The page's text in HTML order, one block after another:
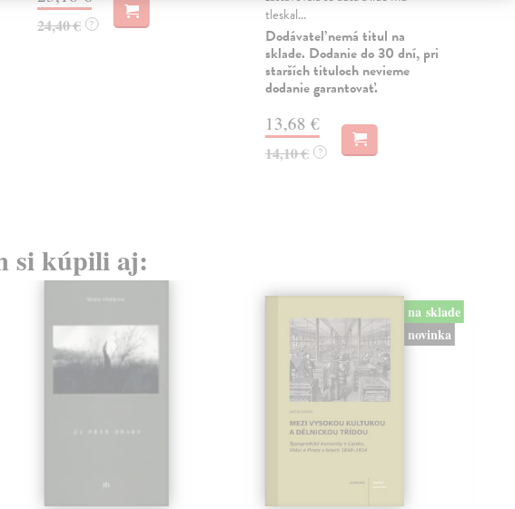
24,40 € ?
tleskal...
Dodávateľ nemá titul na
sklade. Dodanie do 30 dní, pri
starších tituloch nevieme
dodanie garantovať.
13,68 €
14,10 € ?
si kúpili aj:
na sklade
novinka